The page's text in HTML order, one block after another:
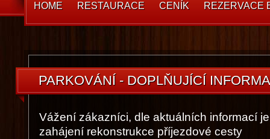
HOME RESTAURACE CENÍK REZERVACE
PARKOVÁNÍ - DOPLŇUJÍCÍ
Vážení zákazníci, dle aktuálních informací je
zahájení rekonstrukce příjezdové cesty